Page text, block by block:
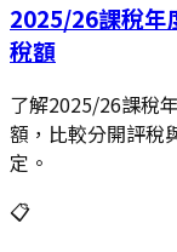
2025/26課稅年
稅額
了解2025/26課稅
額，比較分開評稅
定。
📋